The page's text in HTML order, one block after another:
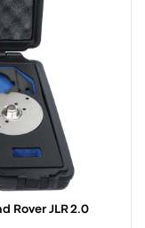
Rover JLR 2.0